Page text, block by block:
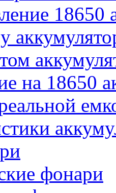
18650
на 18650
фонари